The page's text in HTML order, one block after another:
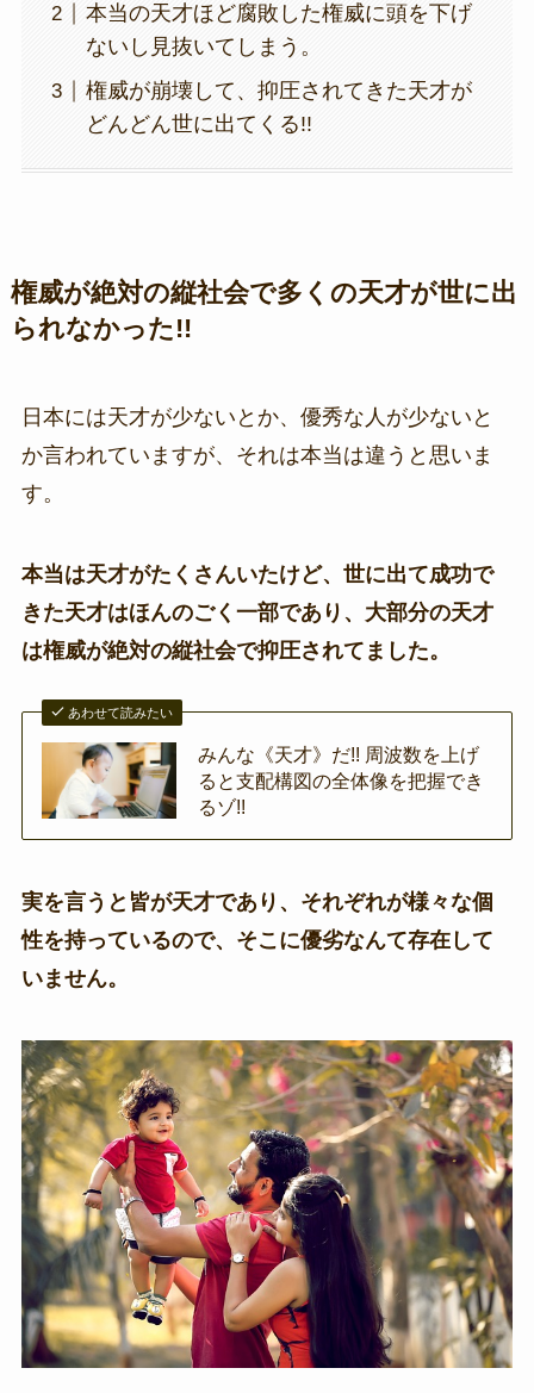
本当の天才ほど腐敗した権威に頭を下げ
ないし見抜いてしまう。
権威が崩壊して、抑圧されてきた天才が
どんどん世に出てくる!!
権威が絶対の縦社会で多くの天才が世に出
られなかった!!
日本には天才が少ないとか、優秀な人が少ないと
か言われていますが、それは本当は違うと思いま
す。
本当は天才がたくさんいたけど、世に出て成功で
きた天才はほんのごく一部であり、大部分の天才
は権威が絶対の縦社会で抑圧されてました。
あわせて読みたい
みんな《天才》だ!! 周波数を上げ
ると支配構図の全体像を把握でき
るゾ!!
実を言うと皆が天才であり、それぞれが様々な個
性を持っているので、そこに優劣なんて存在して
いません。